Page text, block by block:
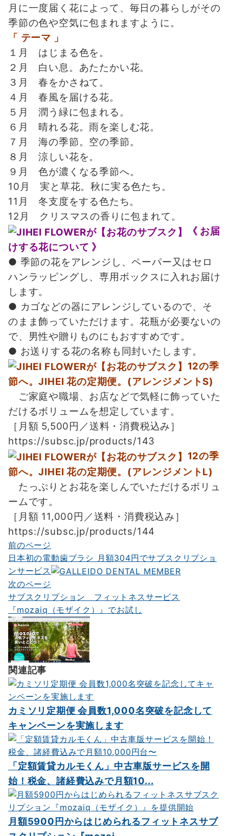
月に一度届く花によって、毎日の暮らしがその
季節の色や空気に包まれますように。
「 テーマ 」
１月 はじまる色を。
２月 白い息。あたたかい花。
３月 春をかさねて。
４月 春風を届ける花。
５月 潤う緑に包まれる。
６月 晴れる花。雨を楽しむ花。
７月 海の季節。空の季節。
８月 涼しい花を。
９月 色が濃くなる季節へ。
10月 実と草花。秋に実る色たち。
11月 冬支度をする色たち。
12月 クリスマスの香りに包まれて。
《 お届
けする花について 》
● 季節の花をアレンジし、ペーパー又はセロ
ハンラッピングし、専用ボックスに入れお届け
します。
● カゴなどの器にアレンジしているので、そ
のまま飾っていただけます。花瓶が必要ないの
で、男性や贈りものにもおすすめです。
● お送りする花の名称も同封いたします。
12の季
節へ。JIHEI 花の定期便。(アレンジメントS)
ご家庭や職場、お店などで気軽に飾っていた
だけるボリュームを想定しています。
［月額 5,500円／送料・消費税込み］
https://subsc.jp/products/143
12の季
節へ。JIHEI 花の定期便。(アレンジメントL)
たっぷりとお花を楽しんでいただけるボリュ
ームです。
［月額 11,000円／送料・消費税込み］
https://subsc.jp/products/144
投
稿
ナ
ビ
ゲ
ー
シ
ョ
ン
前のページ
日本初の電動歯ブラシ 月額304円でサブスクリプショ
ンサービス
次のページ
サブスクリプション フィットネスサービス
『mozaiq（モザイク）』でお試し
関連記事
カミソリ定期便 会員数1,000名突破を記念して
キャンペーンを実施します
「定額賃貸カルモくん」中古車版サービスを開
始！税金、諸経費込みで月額10...
月額5900円からはじめられるフィットネスサブ